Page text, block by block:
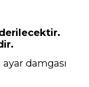
damgası